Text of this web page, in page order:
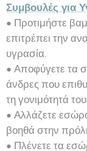
Συμβουλές για
• Προτιμήστε
επιτρέπει την
υγρασία.
• Αποφύγετε τα
άνδρες που
τη γονιμότητά
• Αλλάζετε
βοηθά στην
• Πλένετε τα